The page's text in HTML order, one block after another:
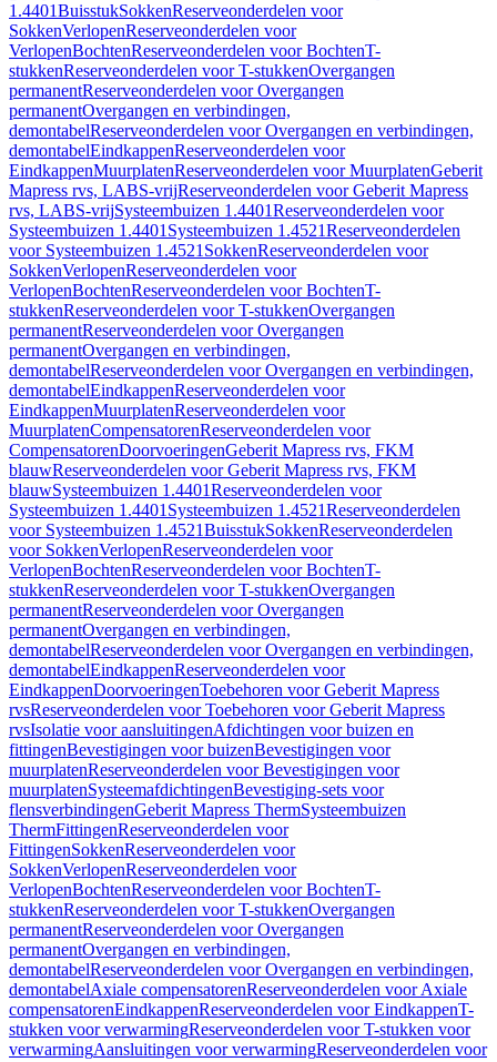
1.4401BuisstukSokkenReserveonderdelen voor
SokkenVerlopenReserveonderdelen voor
VerlopenBochtenReserveonderdelen voor BochtenT-
stukkenReserveonderdelen voor T-stukkenOvergangen
permanentReserveonderdelen voor Overgangen
permanentOvergangen en verbindingen,
demontabelReserveonderdelen voor Overgangen en verbindingen,
demontabelEindkappenReserveonderdelen voor
EindkappenMuurplatenReserveonderdelen voor MuurplatenGeberit
Mapress rvs, LABS-vrijReserveonderdelen voor Geberit Mapress
rvs, LABS-vrijSysteembuizen 1.4401Reserveonderdelen voor
Systeembuizen 1.4401 Systeembuizen 1.4521Reserveonderdelen
voor Systeembuizen 1.4521 SokkenReserveonderdelen voor
SokkenVerlopenReserveonderdelen voor
VerlopenBochtenReserveonderdelen voor BochtenT-
stukkenReserveonderdelen voor T-stukkenOvergangen
permanentReserveonderdelen voor Overgangen
permanentOvergangen en verbindingen,
demontabelReserveonderdelen voor Overgangen en verbindingen,
demontabelEindkappenReserveonderdelen voor
EindkappenMuurplatenReserveonderdelen voor
MuurplatenCompensatorenReserveonderdelen voor
CompensatorenDoorvoeringenGeberit Mapress rvs, FKM
blauwReserveonderdelen voor Geberit Mapress rvs, FKM
blauwSysteembuizen 1.4401Reserveonderdelen voor
Systeembuizen 1.4401 Systeembuizen 1.4521Reserveonderdelen
voor Systeembuizen 1.4521BuisstukSokkenReserveonderdelen
voor SokkenVerlopenReserveonderdelen voor
VerlopenBochtenReserveonderdelen voor BochtenT-
stukkenReserveonderdelen voor T-stukkenOvergangen
permanentReserveonderdelen voor Overgangen
permanentOvergangen en verbindingen,
demontabelReserveonderdelen voor Overgangen en verbindingen,
demontabelEindkappenReserveonderdelen voor
EindkappenDoorvoeringenToebehoren voor Geberit Mapress
rvsReserveonderdelen voor Toebehoren voor Geberit Mapress
rvsIsolatie voor aansluitingenAfdichtingen voor buizen en
fittingenBevestigingen voor buizenBevestigingen voor
muurplatenReserveonderdelen voor Bevestigingen voor
muurplatenSysteemafdichtingenBevestiging-sets voor
flensverbindingenGeberit Mapress ThermSysteembuizen
ThermFittingenReserveonderdelen voor
FittingenSokkenReserveonderdelen voor
SokkenVerlopenReserveonderdelen voor
VerlopenBochtenReserveonderdelen voor BochtenT-
stukkenReserveonderdelen voor T-stukkenOvergangen
permanentReserveonderdelen voor Overgangen
permanentOvergangen en verbindingen,
demontabelReserveonderdelen voor Overgangen en verbindingen,
demontabelAxiale compensatorenReserveonderdelen voor Axiale
compensatorenEindkappenReserveonderdelen voor EindkappenT-
stukken voor verwarmingReserveonderdelen voor T-stukken voor
verwarmingAansluitingen voor verwarmingReserveonderdelen voor